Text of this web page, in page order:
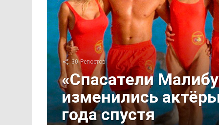
30 Репостов
«Спасатели
изменились
года спустя